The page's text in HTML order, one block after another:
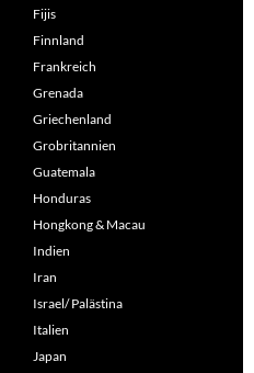
Fijis
Finnland
Frankreich
Grenada
Griechenland
Grobritannien
Guatemala
Honduras
Hongkong & Macau
Indien
Iran
Israel/ Palästina
Italien
Japan